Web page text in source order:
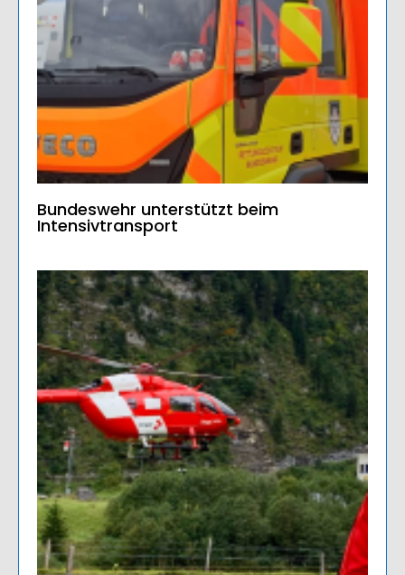
Bundeswehr unterstützt beim
Intensivtransport